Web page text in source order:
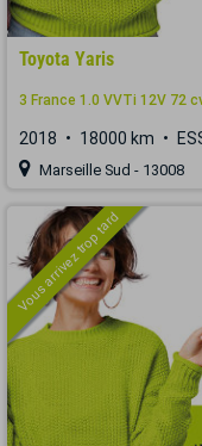
Toyota Yaris
3 France 1.0 VVTi 12V 72
2018 18000 km
Marseille Sud - 13008
Vous arrivez trop tard